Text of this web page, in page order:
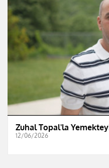
Zuhal Topal'la
12/06/2026